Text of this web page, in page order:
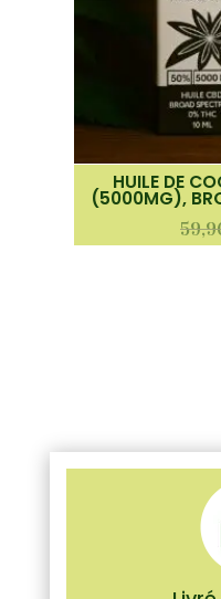
HUILE DE
(5000MG),